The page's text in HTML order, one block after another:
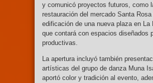
y comunicó proyectos futuros, como
restauración del mercado Santa
edificación de una nueva plaza en La
que contará con espacios diseñados
productivas.
La apertura incluyó también
artísticas del grupo de danza Muna
aportó color y tradición al evento,